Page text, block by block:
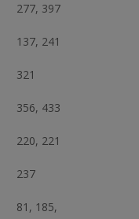
277, 397
137, 241
321
356, 433
220, 221
237
81, 185,